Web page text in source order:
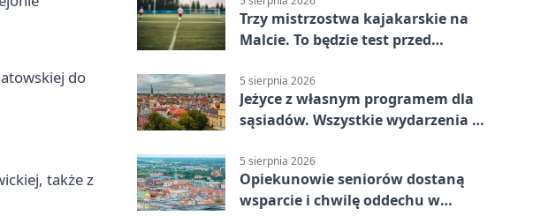
do
także z
Trzy mistrzostwa kajakarskie na
Malcie. To będzie test przed
5 sierpnia 2026
Jeżyce z własnym programem dla
sąsiadów. Wszystkie wydarzenia są
5 sierpnia 2026
Opiekunowie seniorów dostaną
wsparcie i chwilę oddechu w